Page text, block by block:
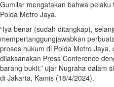
Gumilar mengatakan bahwa
Polda Metro Jaya.
“Iya benar (sudah ditangkap),
mempertanggungjawabkan
proses hukum di Polda Metro
dilaksanakan Press Conference
barang bukti,” ujar Nugraha dalam
di Jakarta, Kamis (18/4/2024).